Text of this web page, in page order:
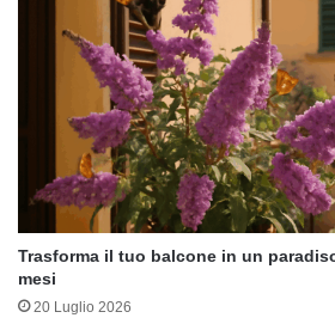
Trasforma il tuo balcone in un
mesi
20 Luglio 2026